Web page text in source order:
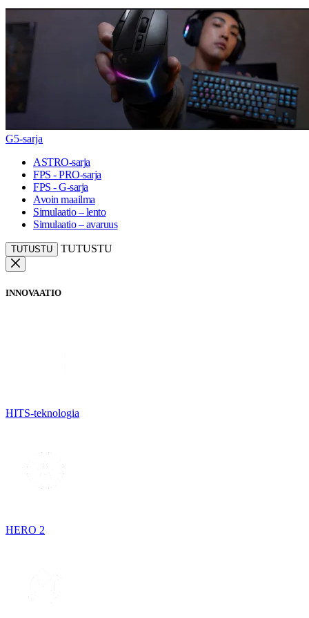
G5-sarja
ASTRO-sarja
FPS - PRO-sarja
FPS - G-sarja
Avoin maailma
Simulaatio – lento
Simulaatio – avaruus
TUTUSTU TUTUSTU
INNOVAATIO
HITS-teknologia
HERO 2